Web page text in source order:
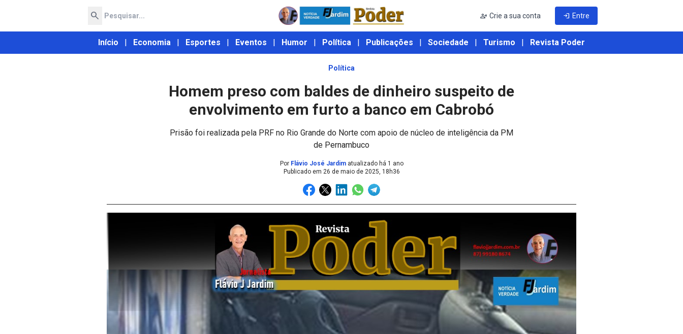
search person_add Crie a sua conta login Entre
Início | Economia | Esportes | Eventos | Humor | Política | Publicações | Sociedade | Turismo | Revista Poder
Política
Homem preso com baldes de dinheiro suspeito de
envolvimento em furto a banco em Cabrobó
Prisão foi realizada pela PRF no Rio Grande do Norte com apoio de núcleo de inteligência da PM
de Pernambuco
Por Flávio José Jardimatualizado há 1 ano
Publicado em 26 de maio de 2025, 18h36